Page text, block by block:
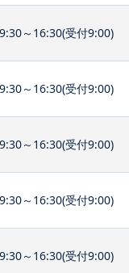
9:30～16:30(受付9:00)
9:30～16:30(受付9:00)
9:30～16:30(受付9:00)
9:30～16:30(受付9:00)
9:30～16:30(受付9:00)